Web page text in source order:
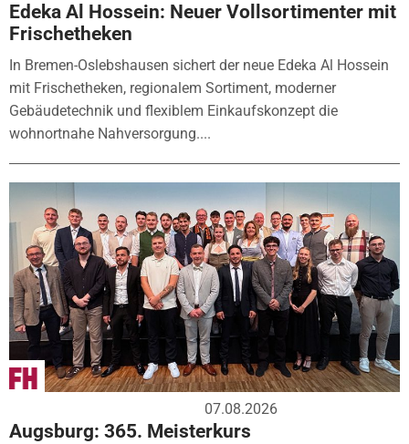
Edeka Al Hossein: Neuer Vollsortimenter mit
Frischetheken
In Bremen-Oslebshausen sichert der neue Edeka Al Hossein
mit Frischetheken, regionalem Sortiment, moderner
Gebäudetechnik und flexiblem Einkaufskonzept die
wohnortnahe Nahversorgung....
07.08.2026
Augsburg: 365. Meisterkurs